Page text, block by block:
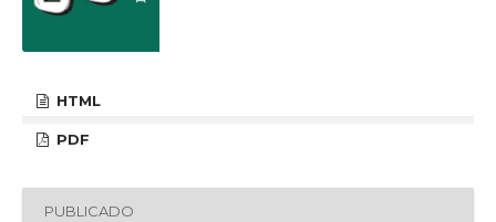
HTML
PDF
PUBLICADO